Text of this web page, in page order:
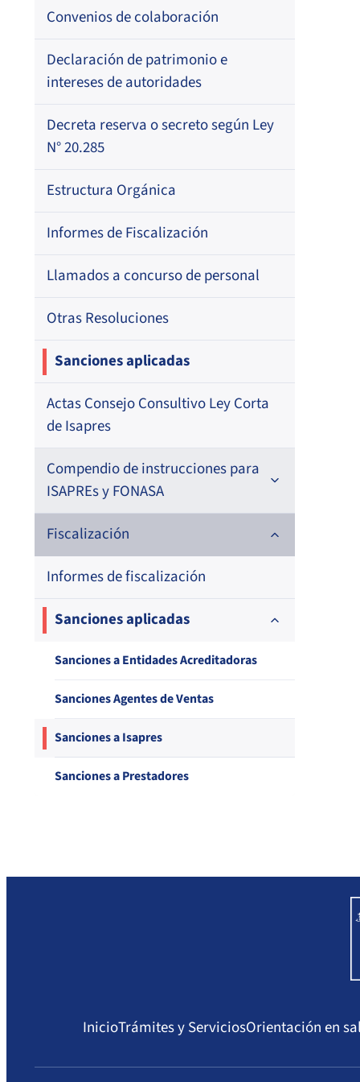
Por profesión
Regional
Regional
Por orden alfabético
Por profesión
Registro de Médicos Revisores de
Regional
Por orden alfabético
Por especialidad
Registro de Agentes de Ventas de
Registro Nacional de Prestadores
Licencias Médicas
Circulares
Circulares internas
Resoluciones
Oficios Circulares
Para otros destinatarios
Circulares
Convenios de colaboración
Declaración de patrimonio e
intereses de autoridades
Decreta reserva o secreto según Ley
N° 20.285
Estructura Orgánica
Informes de Fiscalización
Llamados a concurso de personal
Otras Resoluciones
Sanciones aplicadas
Actas Consejo Consultivo Ley Corta
de Isapres
Compendio de instrucciones para
ISAPREs y FONASA
Compendio Beneficios
Compendio de Archivos Maestros
Compendio Información
Compendio Instrumentos
Compendio Procedimientos
Fiscalización
Informes de fiscalización
Sanciones aplicadas
Sanciones a Entidades Acreditadoras
Sanciones Agentes de Ventas
Sanciones a Isapres
Sanciones a Prestadores
InicioTrámites y ServiciosOrientación en